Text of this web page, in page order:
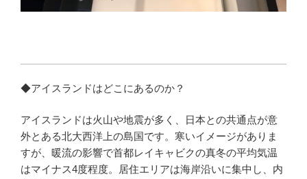
◆アイスランドはどこにあるのか？
アイスランドは火山や地震が多く、日本との共通点が意
外とある北大西洋上の島国です。寒いイメージがありま
すが、暖流の影響で首都レイキャビクの真冬の平均気温
はマイナス4度程度。居住エリアは海岸沿いに集中し、内